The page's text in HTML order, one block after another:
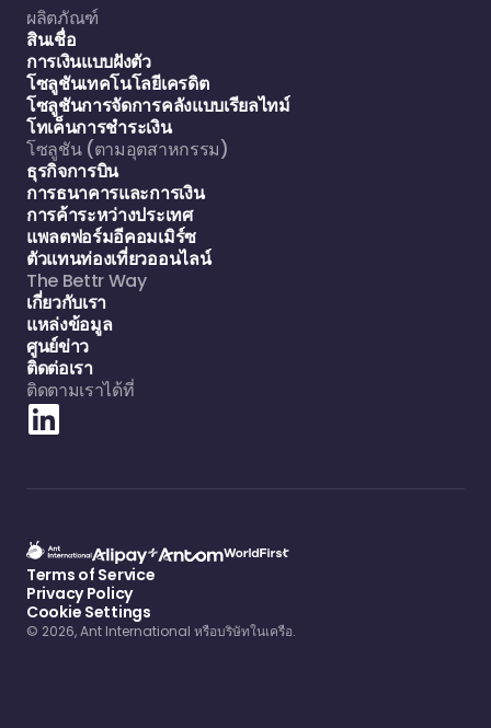
ผลิตภัณฑ์
สินเชื่อ
การเงินแบบฝังตัว
โซลูชันเทคโนโลยีเครดิต
โซลูชันการจัดการคลังแบบเรียลไทม์
โทเค็นการชำระเงิน
โซลูชัน (ตามอุตสาหกรรม)
ธุรกิจการบิน
การธนาคารและการเงิน
การค้าระหว่างประเทศ
แพลตฟอร์มอีคอมเมิร์ซ
ตัวแทนท่องเที่ยวออนไลน์
The Bettr Way
เกี่ยวกับเรา
แหล่งข้อมูล
ศูนย์ข่าว
ติดต่อเรา
ติดตามเราได้ที่
Terms of Service
Privacy Policy
Cookie Settings
© 2026, Ant International หรือบริษัทในเครือ.